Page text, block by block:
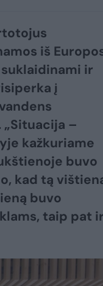
iš
ir
į
–
kažkuriame
buvo
kad tą
buvo
taip pat